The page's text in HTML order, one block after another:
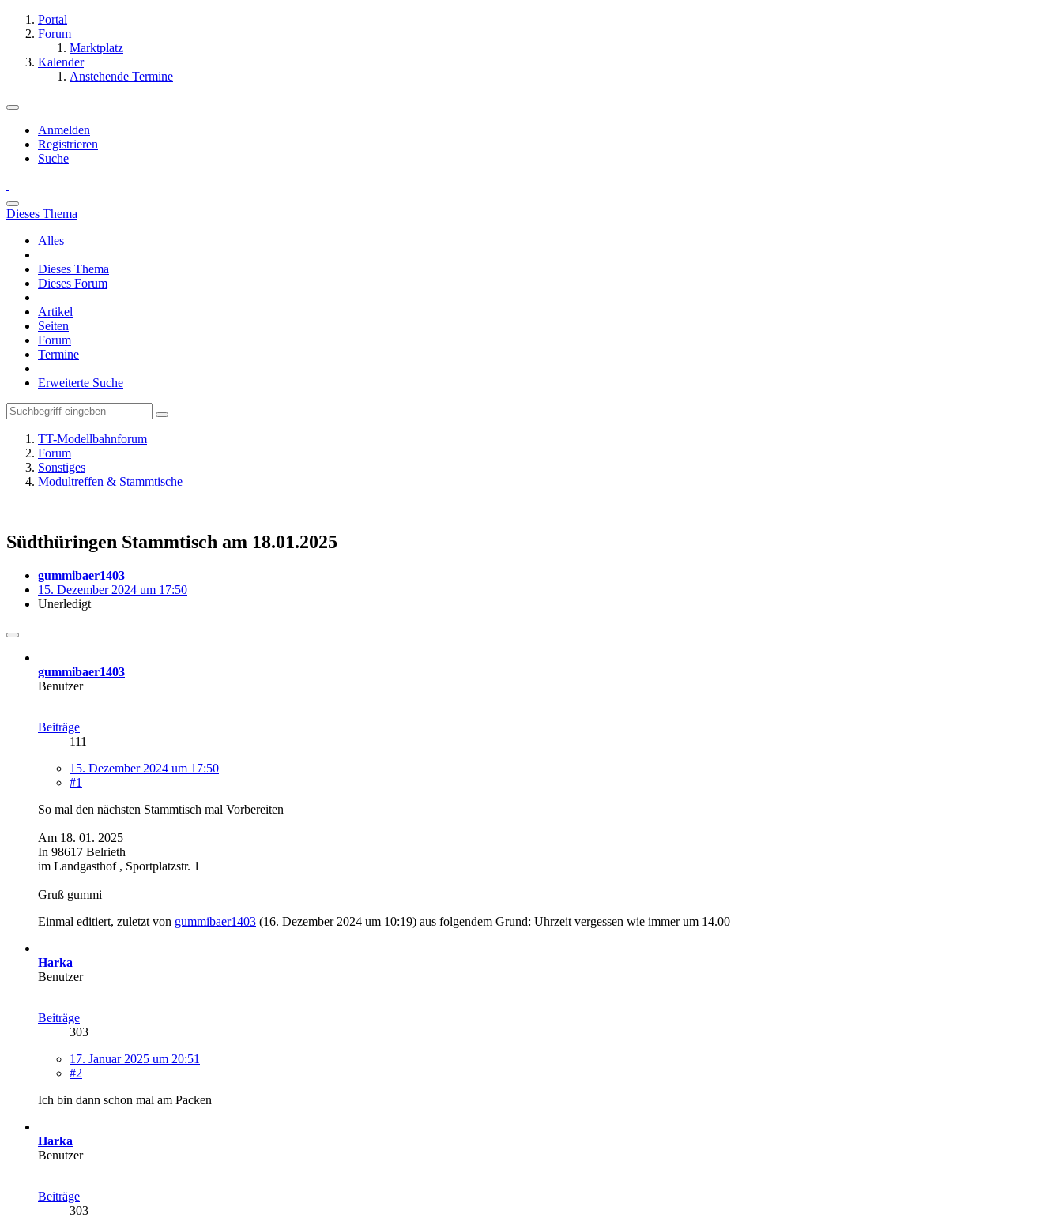
Portal
Forum
Marktplatz
Kalender
Anstehende Termine
Anmelden
Registrieren
Suche
Dieses Thema
Alles
Dieses Thema
Dieses Forum
Artikel
Seiten
Forum
Termine
Erweiterte Suche
TT-Modellbahnforum
Forum
Sonstiges
Modultreffen & Stammtische
Südthüringen Stammtisch am 18.01.2025
gummibaer1403
15. Dezember 2024 um 17:50
Unerledigt
gummibaer1403
Benutzer
Beiträge
111
15. Dezember 2024 um 17:50
#1
So mal den nächsten Stammtisch mal Vorbereiten
Am 18. 01. 2025
In 98617 Belrieth
im Landgasthof , Sportplatzstr. 1
Gruß gummi
Einmal editiert, zuletzt von gummibaer1403 (16. Dezember 2024 um 10:19) aus folgendem Grund: Uhrzeit vergessen wie immer um 14.00
Harka
Benutzer
Beiträge
303
17. Januar 2025 um 20:51
#2
Ich bin dann schon mal am Packen
Harka
Benutzer
Beiträge
303